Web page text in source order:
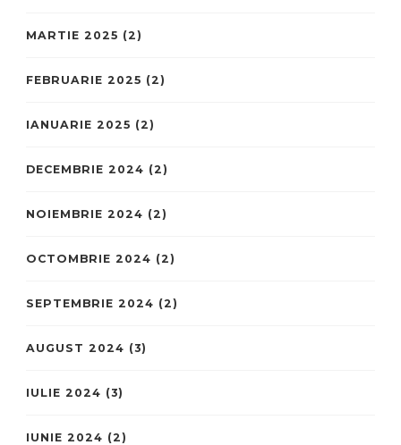
MARTIE 2025 (2)
FEBRUARIE 2025 (2)
IANUARIE 2025 (2)
DECEMBRIE 2024 (2)
NOIEMBRIE 2024 (2)
OCTOMBRIE 2024 (2)
SEPTEMBRIE 2024 (2)
AUGUST 2024 (3)
IULIE 2024 (3)
IUNIE 2024 (2)